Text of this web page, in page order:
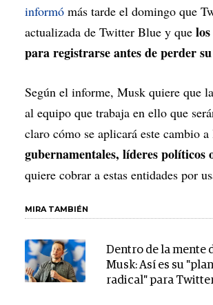
informó más tarde el domingo que
actualizada de Twitter Blue y que
para registrarse antes de perder
Según el informe, Musk quiere que
al equipo que trabaja en ello que
claro cómo se aplicará este cambio
gubernamentales, líderes políticos
quiere cobrar a estas entidades por
MIRA TAMBIÉN
Dentro de la mente
Musk: Así es su
radical" para